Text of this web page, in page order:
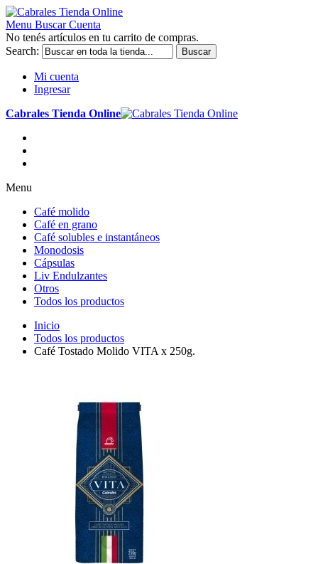
Menu Buscar Cuenta
No tenés artículos en tu carrito de compras.
Search:
Buscar
Mi cuenta
Ingresar
Cabrales Tienda Online
Menu
Café molido
Café en grano
Café solubles e instantáneos
Monodosis
Cápsulas
Liv Endulzantes
Otros
Todos los productos
Inicio
Todos los productos
Café Tostado Molido VITA x 250g.